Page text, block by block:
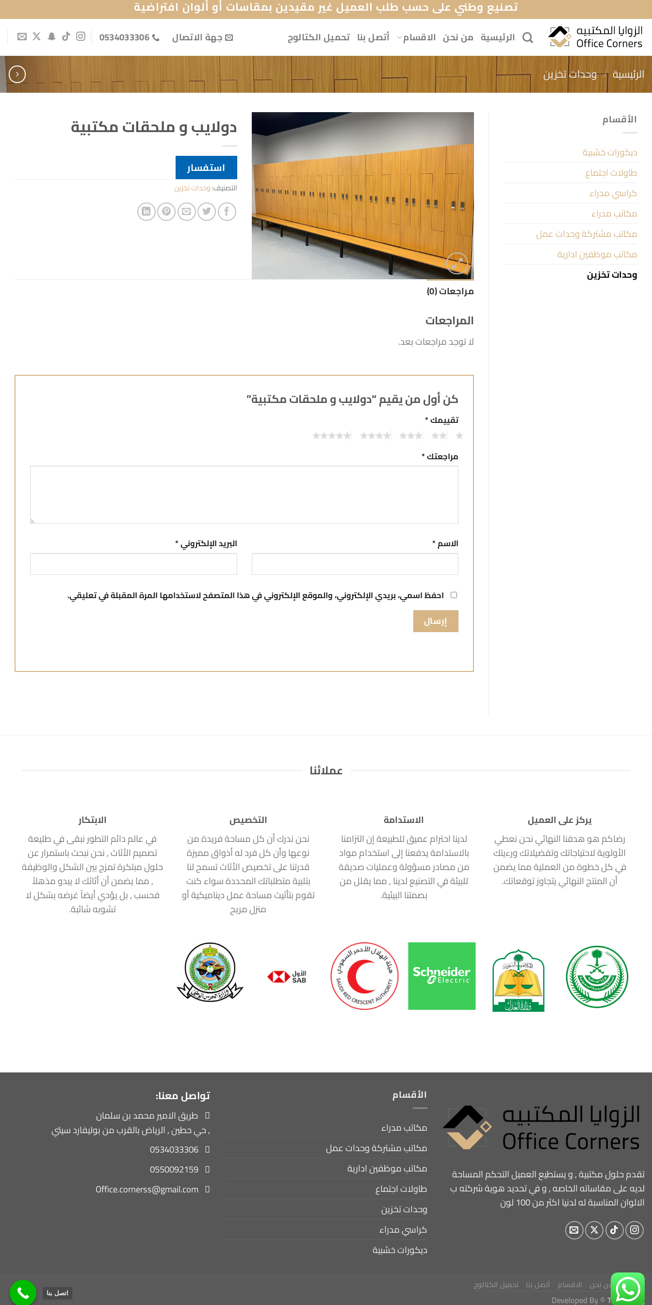
للمحتوى
تصنيع وطني على حسب طلب العميل غير مقيدين بمقاسات أو ألوان افتراضية
الرئيسية من نحن الاقسام أتصل بنا تحميل الكتالوج جهة الاتصال 0534033306
الرئيسية / وحدات تخزين
الأقسام
ديكورات خشبية
طاولات اجتماع
كراسي مدراء
مكاتب مدراء
مكاتب مشتركة وحدات عمل
مكاتب موظفين ادارية
وحدات تخزين
دولايب و ملحقات مكتبية
استفسار
التصنيف:وحدات تخزين
مراجعات (0)
المراجعات
لا توجد مراجعات بعد.
كن أول من يقيم “دولايب و ملحقات مكتبية”
تقييمك*
مراجعتك*
الاسم* البريد الإلكتروني*
احفظ اسمي، بريدي الإلكتروني، والموقع الإلكتروني في هذا المتصفح لاستخدامها المرة المقبلة في تعليقي.
عملائنا
يركز على العميل
رضاكم هو هدفنا النهائي نحن نعطي
الأولوية لاحتياجاتك وتفضيلاتك ورءيتك
في كل خطوة من العملية مما يضمن
أن المنتج النهائي يتجاوز توقعاتك.
الاستدامة
لدينا احترام عميق للطبيعة إن التزامنا
بالاستدامة يدفعنا إلى استخدام مواد
من مصادر مسؤولة وعمليات صديقة
للبيئة في التصنيع لدينا , مما يقلل من
بصمتنا البيئية.
التخصيص
نحن ندرك أن كل مساحة فريدة من
نوعها وأن كل فرد له أذواق مميزة
قدرتنا على تخصيص الأثاث تسمح لنا
بتلبية متطلباتك المحددة سواء كنت
تقوم بتأثيث مساحة عمل ديناميكية أو
منزل مريح
الابتكار
في عالم دائم التطور نبقى في طليعة
تصميم الأثاث , نحن نبحث باستمرار عن
حلول مبتكرة تمزج بين الشكل والوظيفة
, مما يضمن أن أثاثك لا يبدو مذهلاُ
فحسب , بل يؤدي أيضاً غرضه بشكل لا
تشوبه شائبة.
تقدم حلول مكتبية , و يستطيع العميل التحكم المساحة
لديه على مقاساته الخاصه , و في تحديد هوية شركته ب
الالوان المناسبة له لدنيا اكثر من 100 لون
الأقسام
مكاتب مدراء
مكاتب مشتركة وحدات عمل
مكاتب موظفين ادارية
طاولات اجتماع
وحدات تخزين
كراسي مدراء
ديكورات خشبية
تواصل معنا:
طريق الامير محمد بن سلمان
, حي حطين , الرياض بالقرب من بوليفارد سيتي
0534033306
0550092159
Office.cornerss@gmail.com
الرئيسية من نحن الاقسام أتصل بنا تحميل الكتالوج
Developed By ©Top coding اتصل بنا